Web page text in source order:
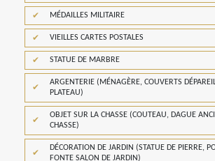
MÉDAILLES MILITAIRE
VIEILLES CARTES POSTALES
STATUE DE MARBRE
ARGENTERIE (MÉNAGÈRE, COUVERTS
PLATEAU)
OBJET SUR LA CHASSE (COUTEAU, DAGUE
CHASSE)
DÉCORATION DE JARDIN (STATUE DE PIERRE,
FONTE SALON DE JARDIN)